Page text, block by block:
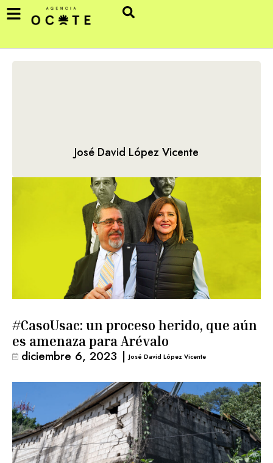
José David López Vicente
#CasoUsac: un proceso herido, que aún
es amenaza para Arévalo
diciembre 6, 2023 | José David López Vicente